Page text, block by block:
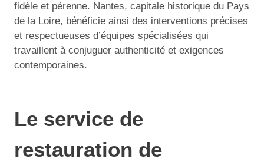
fidèle et pérenne. Nantes, capitale historique du Pays
de la Loire, bénéficie ainsi des interventions précises
et respectueuses d’équipes spécialisées qui
travaillent à conjuguer authenticité et exigences
contemporaines.
Le service de
restauration de